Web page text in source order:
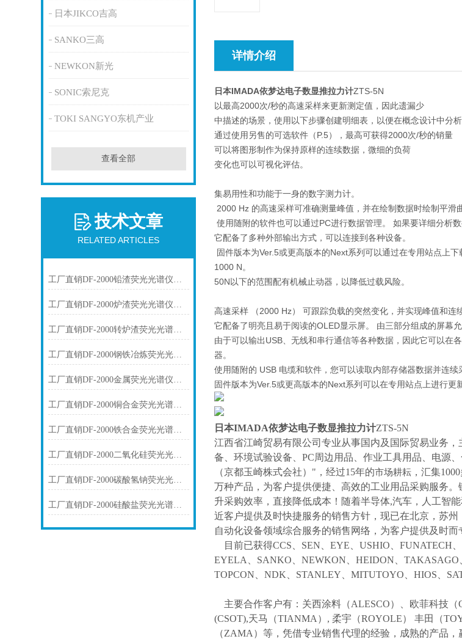
日本JIKCO吉高
SANKO三高
NEWKON新光
SONIC索尼克
TOKI SANGYO东机产业
查看全部
技术文章
RELATED ARTICLES
工厂直销DF-2000铅渣荧光光谱仪技术参数
工厂直销DF-2000炉渣荧光光谱仪技术参数
工厂直销DF-2000转炉渣荧光光谱仪技术参数
工厂直销DF-2000钢铁冶炼荧光光谱仪技术参数
工厂直销DF-2000金属荧光光谱仪技术参数
工厂直销DF-2000铜合金荧光光谱仪技术参数
工厂直销DF-2000铁合金荧光光谱仪技术参数
工厂直销DF-2000二氧化硅荧光光谱仪技术参数
工厂直销DF-2000碳酸氢钠荧光光谱仪技术参数
工厂直销DF-2000硅酸盐荧光光谱仪技术参数
详情介绍
日本IMADA依梦达电子数显推拉力计ZTS-5N
以最高2000次/秒的高速采样来更新测定值，因此遗漏少
中描述的场景，使用以下步骤创建明细表，以便在概念设计中分析
通过使用另售的可选软件（P.5），最高可获得2000次/秒的销量
可以将图形制作为保持原样的连续数据，微细的负荷
变化也可以可视化评估。
集易用性和功能于一身的数字测力计。
2000 Hz 的高速采样可准确测量峰值，并在绘制数据时绘制平滑
使用随附的软件也可以通过PC进行数据管理。 如果要详细分析
它配备了多种外部输出方式，可以连接到各种设备。
固件版本为Ver.5或更高版本的Next系列可以通过在专用站点上
1000 N。
50N以下的范围配有机械止动器，以降低过载风险。
高速采样 （2000 Hz） 可跟踪负载的突然变化，并实现峰值和连
它配备了明亮且易于阅读的OLED显示屏。 由三部分组成的屏幕
由于可以输出USB、无线和串行通信等各种数据，因此它可以在
器。
使用随附的 USB 电缆和软件，您可以读取内部存储器数据并连
固件版本为Ver.5或更高版本的Next系列可以在专用站点上进行
日本IMADA依梦达电子数显推拉力计ZTS-5N
江西省江崎贸易有限公司专业从事国内及国际贸易业务
备、环境试验设备、PC周边用品、作业工具用品、电源
（京都玉崎株式会社）"，经过15年的市场耕耘 ，汇集
万种产品，为客户提供便捷、高效的工业用品采购服务。
升采购效率，直接降低成本！随着半导体,汽车，人工智
近客户提供及时快捷服务的销售方针，现已在北京，苏
自动化设备领域综合服务的销售网络，为客户提供及时而
目前已获得CCS、SEN、EYE、USHIO、FUNATECH
EYELA、SANKO、NEWKON、HEIDON、TAKASAGO
TOPCON、NDK、STANLEY、MITUTOYO、HIOS、
主要合作客户有：关西涂料（ALESCO）、欧菲科技
(CSOT),天马（TIANMA）, 柔宇（ROYOLE） 丰田（
（ZAMA）等，凭借专业销售代理的经验，成熟的产品